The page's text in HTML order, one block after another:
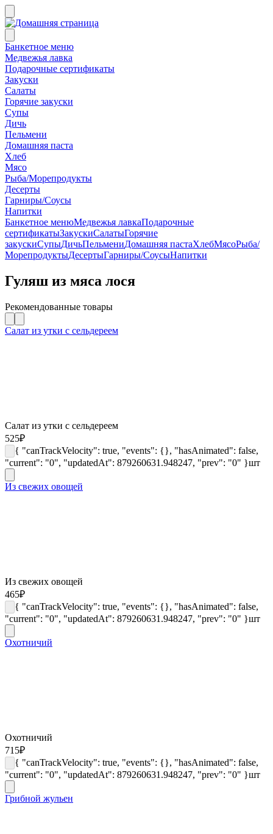
Банкетное меню
Медвежья лавка
Подарочные сертификаты
Закуски
Салаты
Горячие закуски
Супы
Дичь
Пельмени
Домашняя паста
Хлеб
Мясо
Рыба/Морепродукты
Десерты
Гарниры/Соусы
Напитки
Банкетное менюМедвежья лавкаПодарочные
сертификатыЗакускиСалатыГорячие
закускиСупыДичьПельмениДомашняя пастаХлебМясоРыба/
МорепродуктыДесертыГарниры/СоусыНапитки
Гуляш из мяса лося
Рекомендованные товары
Салат из утки с сельдереем
Салат из утки с сельдереем
525₽
{ "canTrackVelocity": true, "events": {}, "hasAnimated": false,
"current": "0", "updatedAt": 879260631.948247, "prev": "0" }шт
Из свежих овощей
Из свежих овощей
465₽
{ "canTrackVelocity": true, "events": {}, "hasAnimated": false,
"current": "0", "updatedAt": 879260631.948247, "prev": "0" }шт
Охотничий
Охотничий
715₽
{ "canTrackVelocity": true, "events": {}, "hasAnimated": false,
"current": "0", "updatedAt": 879260631.948247, "prev": "0" }шт
Грибной жульен